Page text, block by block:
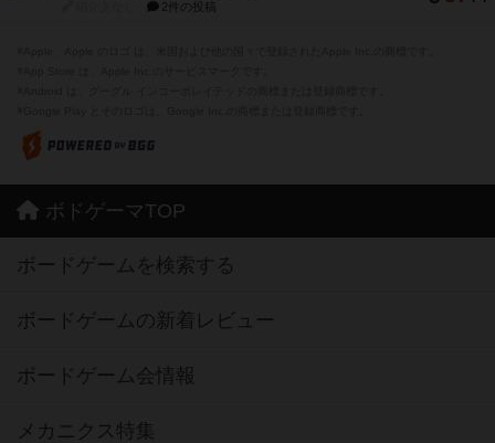
2件の投稿
ボドゲーマTOP
ボードゲームを検索する
ボードゲームの新着レビュー
ボードゲーム会情報
メカニクス特集